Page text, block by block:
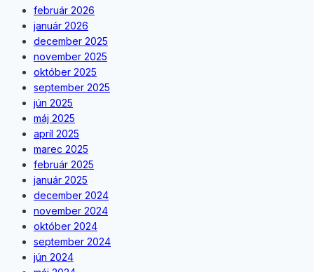
február 2026
január 2026
december 2025
november 2025
október 2025
september 2025
jún 2025
máj 2025
apríl 2025
marec 2025
február 2025
január 2025
december 2024
november 2024
október 2024
september 2024
jún 2024